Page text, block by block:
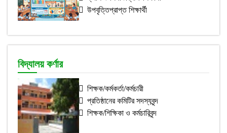
উপবৃত্তিপ্রাপ্ত শিক্ষার্থী
বিদ্যালয় কর্ণার
শিক্ষক/কর্মকর্তা/কর্মচারী
প্রতিষ্ঠানের কমিটির সদস্যবৃন্দ
শিক্ষক/শিক্ষিকা ও কর্মচারিবৃন্দ